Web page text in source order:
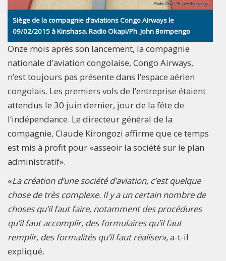
Siège de la compagnie d’aviations Congo Airways le
09/02/2015 à Kinshasa. Radio Okapi/Ph. John Bompengo
Onze mois après son lancement, la compagnie
nationale d’aviation congolaise, Congo Airways,
n’est toujours pas présente dans l’espace aérien
congolais. Les premiers vols de l’entreprise étaient
attendus le 30 juin dernier, jour de la fête de
l’indépendance. Le directeur général de la
compagnie, Claude Kirongozi affirme que ce temps
est mis à profit pour «asseoir la société sur le plan
administratif».
«La création d’une société d’aviation, c’est quelque
chose de très complexe. Il y a un certain nombre de
choses qu’il faut faire, notamment des procédures
qu’il faut accomplir, des formulaires qu’il faut
remplir, des formalités qu’il faut réaliser»,a-t-il
expliqué.